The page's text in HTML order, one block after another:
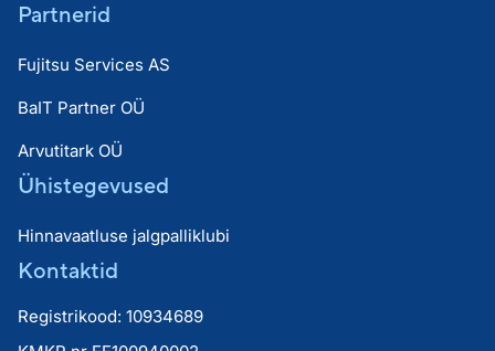
Partnerid
Fujitsu Services AS
BaIT Partner OÜ
Arvutitark OÜ
Ühistegevused
Hinnavaatluse jalgpalliklubi
Kontaktid
Registrikood: 10934689